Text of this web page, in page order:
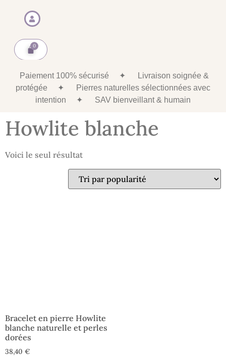
Paiement 100% sécurisé ✦
Livraison soignée &
protégée
✦
Pierres naturelles sélectionnées avec
intention
✦ SAV bienveillant & humain
Howlite blanche
Voici le seul résultat
Bracelet en pierre Howlite
blanche naturelle et perles
dorées
38,40 €